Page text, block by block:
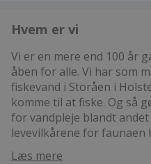
Hvem er vi
Vi er en mere end 100 år
åben for alle. Vi har som
fiskevand i Storåen i
komme til at fiske. Og så
for vandpleje blandt
levevilkårene for faunaen
Læs mere